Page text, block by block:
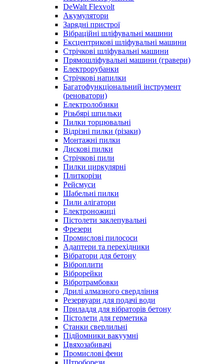
DeWalt Flexvolt
Акумулятори
Зарядні пристрої
Вібраційні шліфувальні машини
Ексцентрикові шліфувальні машини
Стрічкові шліфувальні машини
Прямошліфувальні машини (гравери)
Електрорубанки
Стрічкові напилки
Багатофункціональний інструмент
(реноватори)
Електролобзики
Різьбярі шпильки
Пилки торцювальні
Відрізні пилки (різаки)
Монтажні пилки
Дискові пилки
Стрічкові пили
Пилки циркулярні
Плиткорізи
Рейсмуси
Шабельні пилки
Пили алігатори
Електроножиці
Пістолети заклепувальні
Фрезери
Промислові пилососи
Адаптери та перехідники
Вібратори для бетону
Віброплити
Віброрейки
Вібротрамбовки
Дрилі алмазного свердління
Резервуари для подачі води
Приладдя для вібраторів бетону
Пістолети для герметика
Станки сверлильні
Підйомники вакуумні
Цвяхозабивачі
Промислові фени
Штроборези